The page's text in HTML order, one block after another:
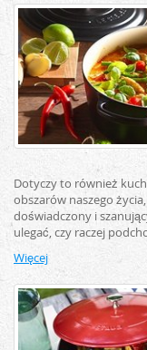
Dotyczy to również
obszarów naszego
doświadczony i
ulegać, czy raczej
Więcej